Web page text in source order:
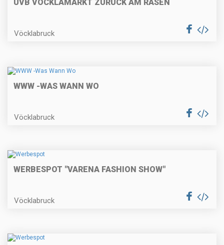
UVB VÖCKLAMARKT ZURÜCK AM RASEN
Vöcklabruck
WWW -WAS WANN WO
Vöcklabruck
WERBESPOT "VARENA FASHION SHOW"
Vöcklabruck